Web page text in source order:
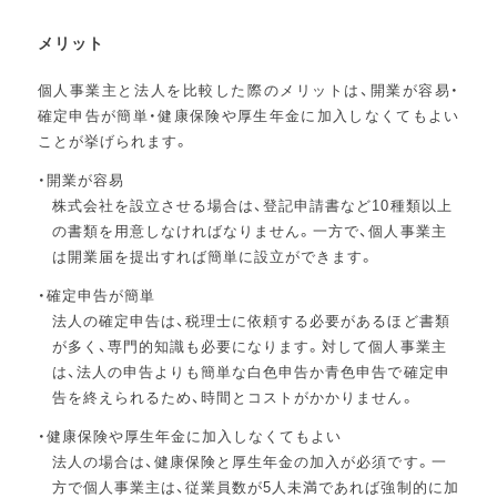
メリット
個人事業主と法人を比較した際のメリットは、開業が容易・
確定申告が簡単・健康保険や厚生年金に加入しなくてもよい
ことが挙げられます。
開業が容易
株式会社を設立させる場合は、登記申請書など10種類以上
の書類を用意しなければなりません。一方で、個人事業主
は開業届を提出すれば簡単に設立ができます。
確定申告が簡単
法人の確定申告は、税理士に依頼する必要があるほど書類
が多く、専門的知識も必要になります。対して個人事業主
は、法人の申告よりも簡単な白色申告か青色申告で確定申
告を終えられるため、時間とコストがかかりません。
健康保険や厚生年金に加入しなくてもよい
法人の場合は、健康保険と厚生年金の加入が必須です。一
方で個人事業主は、従業員数が5人未満であれば強制的に加